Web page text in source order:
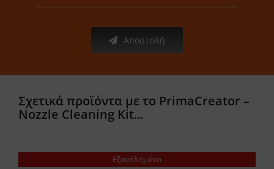
Αποστολή
Σχετικά προϊόντα με το PrimaCreator –
Nozzle Cleaning Kit...
Εξαντλημένο